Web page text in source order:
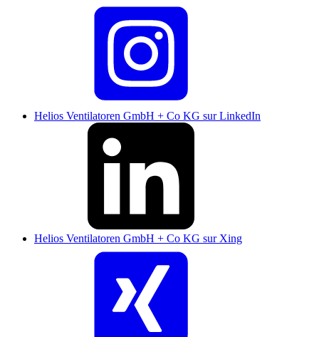
Helios Ventilatoren GmbH + Co KG sur LinkedIn
Helios Ventilatoren GmbH + Co KG sur Xing